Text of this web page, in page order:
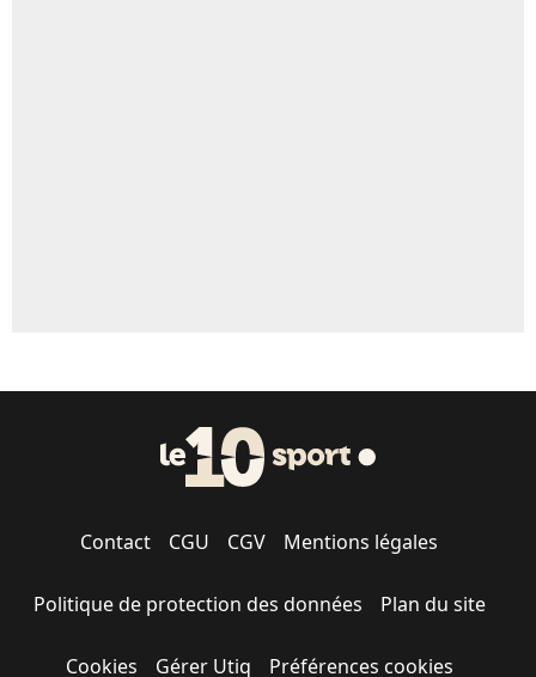
Contact CGU CGV Mentions légales
Politique de protection des données Plan du site
Cookies Gérer Utiq Préférences cookies